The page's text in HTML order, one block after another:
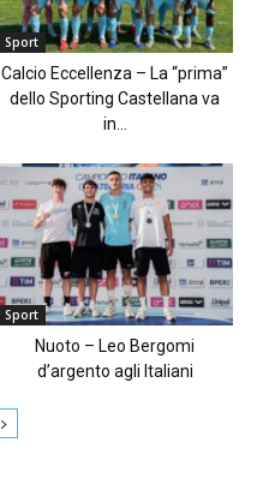
Sport
Calcio Eccellenza – La “prima”
dello Sporting Castellana va
in...
Sport
Nuoto – Leo Bergomi
d’argento agli Italiani